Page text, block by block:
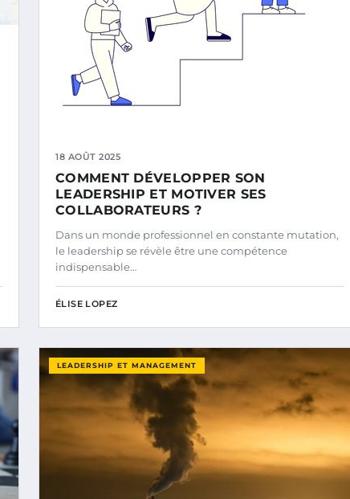
18 AOÛT 2025
COMMENT DÉVELOPPER SON
LEADERSHIP ET MOTIVER SES
COLLABORATEURS ?
Dans un monde professionnel en constante mutation,
le leadership se révèle être une compétence
indispensable…
ÉLISE LOPEZ
LEADERSHIP ET MANAGEMENT